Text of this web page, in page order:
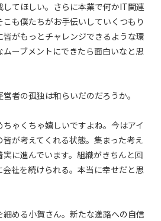
してほしい。さらに本業で何かIT関連
も僕たちがお手伝いしていくつもり
皆がもっとチャレンジできるような環
ーブメントにできたら面白いなと思
者の孤独は和らいだのだろうか。
ちゃくちゃ嬉しいですよね。今はアイ
が考えてくれる状態。集まった考え
に進んでいます。組織がきちんと回
社を続けられる。本当に幸せだと思
める小賀さん。新たな進路への自信